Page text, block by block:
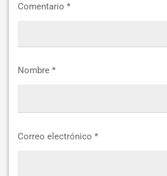
Comentario *
Nombre *
Correo electrónico *